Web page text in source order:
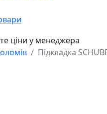
ціни у менеджера
Підкладка